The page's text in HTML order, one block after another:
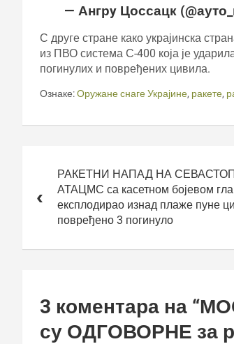
— Ангрy Цоссацк
С друге стране како украјинска
из ПВО система С-400 која је
погинулих и повређених цивила.
Ознаке:Оружане снаге Украјине, ракете,
чланкаРАКЕТНИ НАПАД НА
АТАЦМС са касетном бојевом
експлодирао изнад плаже пуне
повређено 3 погинуло
3 коментара на “
су ОДГОВОРНЕ за